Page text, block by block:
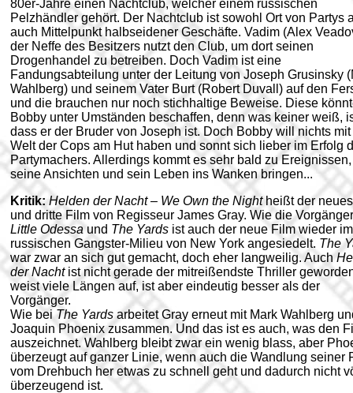
80er-Jahre einen Nachtclub, welcher einem russischen
Pelzhändler gehört. Der Nachtclub ist sowohl Ort von Partys
auch Mittelpunkt halbseidener Geschäfte. Vadim (Alex
der Neffe des Besitzers nutzt den Club, um dort seinen
Drogenhandel zu betreiben. Doch Vadim ist eine
Fandungsabteilung unter der Leitung von Joseph Grusinsky
Wahlberg) und seinem Vater Burt (Robert Duvall) auf den
und die brauchen nur noch stichhaltige Beweise. Diese
Bobby unter Umständen beschaffen, denn was keiner weiß,
dass er der Bruder von Joseph ist. Doch Bobby will nichts mit
Welt der Cops am Hut haben und sonnt sich lieber im Erfolg
Partymachers. Allerdings kommt es sehr bald zu
seine Ansichten und sein Leben ins Wanken bringen...
Kritik: Helden der Nacht – We Own the Nightheißt der
und dritte Film von Regisseur James Gray. Wie die Vorgänger
Little Odessaund The Yards ist auch der neue Film wieder im
russischen Gangster-Milieu von New York angesiedelt. The
war zwar an sich gut gemacht, doch eher langweilig. Auch
der Nachtist nicht gerade der mitreißendste Thriller
weist viele Längen auf, ist aber eindeutig besser als der
Vorgänger.
Wie beiThe Yards arbeitet Gray erneut mit Mark Wahlberg
Joaquin Phoenix zusammen. Und das ist es auch, was den
auszeichnet. Wahlberg bleibt zwar ein wenig blass, aber
überzeugt auf ganzer Linie, wenn auch die Wandlung seiner
vom Drehbuch her etwas zu schnell geht und dadurch nicht
überzeugend ist.